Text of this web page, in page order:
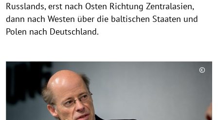
Russlands, erst nach Osten Richtung Zentralasien,
dann nach Westen über die baltischen Staaten und
Polen nach Deutschland.
©